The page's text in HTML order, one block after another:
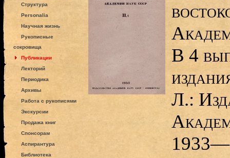
Структура
Personalia
Научная жизнь
Рукописные
сокровища
Публикации
Лекторий
Периодика
Архивы
Работа с рукописями
Экскурсии
Продажа книг
Спонсорам
Аспирантура
Библиотека
В 4
Л.: